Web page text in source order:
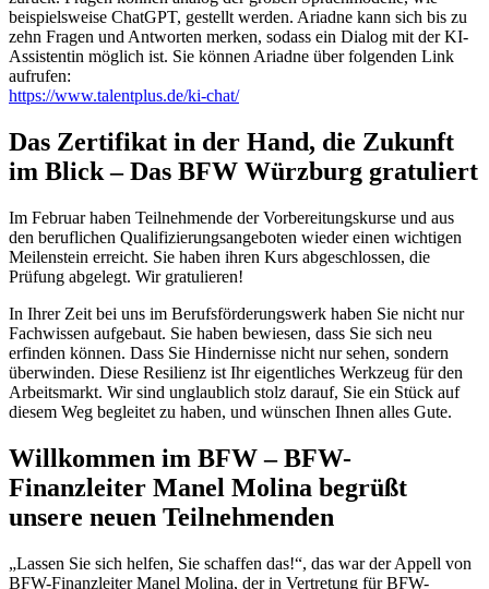
beispielsweise ChatGPT, gestellt werden. Ariadne kann sich bis zu
zehn Fragen und Antworten merken, sodass ein Dialog mit der KI-
Assistentin möglich ist. Sie können Ariadne über folgenden Link
aufrufen:
https://www.talentplus.de/ki-chat/
Das Zertifikat in der Hand, die Zukunft
im Blick – Das BFW Würzburg gratuliert
Im Februar haben Teilnehmende der Vorbereitungskurse und aus
den beruflichen Qualifizierungsangeboten wieder einen wichtigen
Meilenstein erreicht. Sie haben ihren Kurs abgeschlossen, die
Prüfung abgelegt. Wir gratulieren!
In Ihrer Zeit bei uns im Berufsförderungswerk haben Sie nicht nur
Fachwissen aufgebaut. Sie haben bewiesen, dass Sie sich neu
erfinden können. Dass Sie Hindernisse nicht nur sehen, sondern
überwinden. Diese Resilienz ist Ihr eigentliches Werkzeug für den
Arbeitsmarkt. Wir sind unglaublich stolz darauf, Sie ein Stück auf
diesem Weg begleitet zu haben, und wünschen Ihnen alles Gute.
Willkommen im BFW – BFW-
Finanzleiter Manel Molina begrüßt
unsere neuen Teilnehmenden
„Lassen Sie sich helfen, Sie schaffen das!“, das war der Appell von
BFW-Finanzleiter Manel Molina, der in Vertretung für BFW-